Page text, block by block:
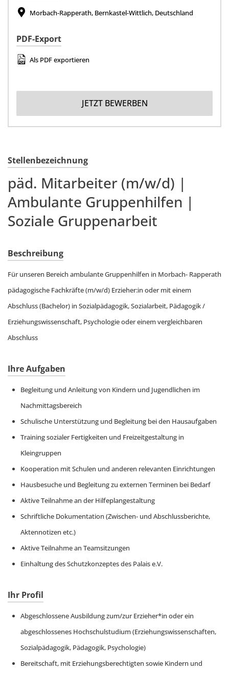
Morbach-Rapperath, Bernkastel-Wittlich, Deutschland
PDF-Export
Als PDF exportieren
JETZT BEWERBEN
Stellenbezeichnung
päd. Mitarbeiter (m/w/d) |
Ambulante Gruppenhilfen |
Soziale Gruppenarbeit
Beschreibung
Für unseren Bereich ambulante Gruppenhilfen in Morbach- Rapperath
pädagogische Fachkräfte (m/w/d) Erzieher:in oder mit einem
Abschluss (Bachelor) in Sozialpädagogik, Sozialarbeit, Pädagogik /
Erziehungswissenschaft, Psychologie oder einem vergleichbaren
Abschluss
Ihre Aufgaben
Begleitung und Anleitung von Kindern und Jugendlichen im
Nachmittagsbereich
Schulische Unterstützung und Begleitung bei den Hausaufgaben
Training sozialer Fertigkeiten und Freizeitgestaltung in
Kleingruppen
Kooperation mit Schulen und anderen relevanten Einrichtungen
Hausbesuche und Begleitung zu externen Terminen bei Bedarf
Aktive Teilnahme an der Hilfeplangestaltung
Schriftliche Dokumentation (Zwischen- und Abschlussberichte,
Aktennotizen etc.)
Aktive Teilnahme an Teamsitzungen
Einhaltung des Schutzkonzeptes des Palais e.V.
Ihr Profil
Abgeschlossene Ausbildung zum/zur Erzieher*in oder ein
abgeschlossenes Hochschulstudium (Erziehungswissenschaften,
Sozialpädagogik, Pädagogik, Psychologie)
Bereitschaft, mit Erziehungsberechtigten sowie Kindern und